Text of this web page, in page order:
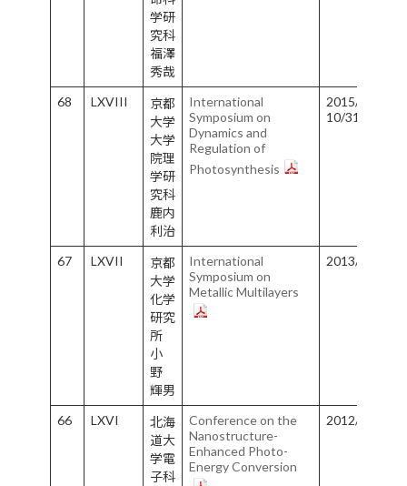
学研
究科
福澤
秀哉
68
LXVIII
京都
大学
大学
院理
学研
究科
鹿内
利治
International
Symposium on
Dynamics and
Regulation of
Photosynthesis
2015/10/29-
10/31
67 LXVII
京都
大学
化学
研究
所
小
野
輝男
International
Symposium on
Metallic Multilayers
2013/5/19-5/
66 LXVI
北海
道大
学電
子科
Conference on the
Nanostructure-
Enhanced Photo-
Energy Conversion
2012/6/2-6/6